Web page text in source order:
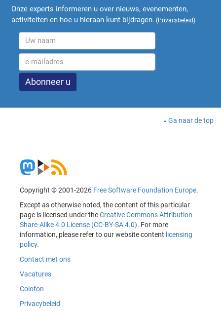
Onze experts informeren u over nieuws, evenementen,
activiteiten en hoe u hieraan kunt bijdragen. (Privacybeleid)
Ga naar de top
Copyright © 2001-2026 Free Software Foundation Europe.
Except as otherwise noted, the content of this particular
page is licensed under theCreative Commons Attribution
Share-Alike 4.0 License (CC-BY-SA 4.0). For more
information, please refer to our website content licensing
policy.
Contact met ons
Vacatures
Colofon
Privacybeleid